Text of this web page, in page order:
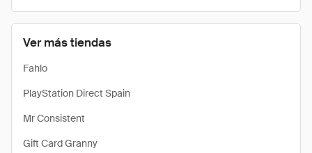
Ver más tiendas
Fahlo
PlayStation Direct Spain
Mr Consistent
Gift Card Granny